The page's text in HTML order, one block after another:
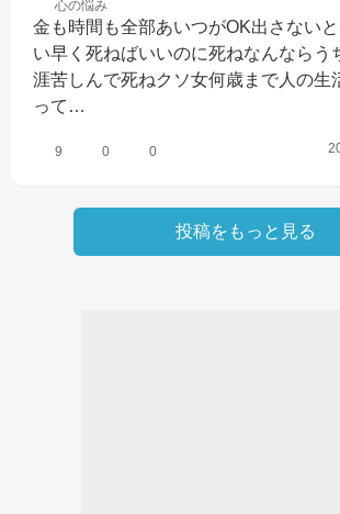
心の悩み
金も時間も全部あいつがOK出さない
い早く死ねばいいのに死ねなんならう
涯苦しんで死ねクソ女何歳まで人の生
って…
9 0 0
投稿をもっと見る